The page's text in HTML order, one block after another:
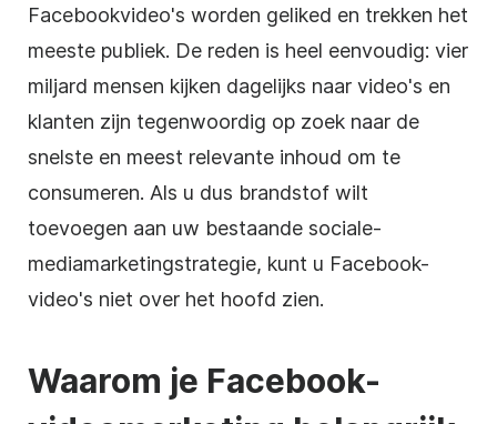
Facebookvideo's worden geliked en trekken het
meeste publiek. De reden is heel eenvoudig: vier
miljard mensen kijken dagelijks naar video's en
klanten zijn tegenwoordig op zoek naar de
snelste en meest relevante inhoud om te
consumeren. Als u dus brandstof wilt
toevoegen aan uw bestaande sociale-
mediamarketingstrategie, kunt u Facebook-
video's niet over het hoofd zien.
Waarom je Facebook-